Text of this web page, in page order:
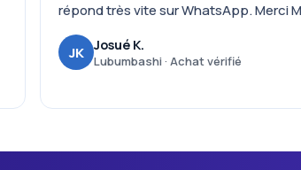
répond très vite sur WhatsApp. Merci
JK Josué K.
Lubumbashi · Achat vérifié